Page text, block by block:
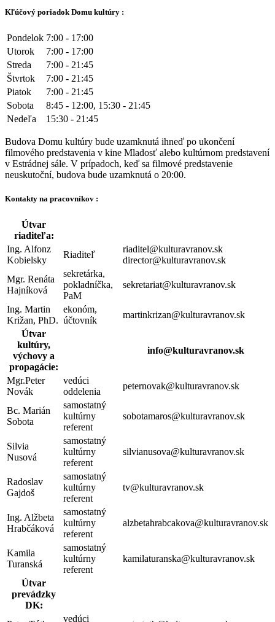
Kľúčový poriadok Domu kultúry :
Pondelok 7:00 - 17:00
Utorok
7:00 - 17:00
Streda
7:00 - 21:45
Štvrtok
7:00 - 21:45
Piatok
7:00 - 21:45
Sobota
8:45 - 12:00, 15:30 - 21:45
Nedeľa
15:30 - 21:45
Budova Domu kultúry bude uzamknutá ihneď po ukončení
filmového predstavenia v kine Mladosť alebo kultúrnom predstavení
v Estrádnej sále. V prípadoch, keď sa filmové predstavenie
neuskutoční, budova bude uzamknutá o 20:00.
Kontakty na pracovníkov :
Útvar
riaditeľa:
Ing. Alfonz
Kobielsky
Riaditeľ
riaditel@kulturavranov.sk
director@kulturavranov.sk
Mgr. Renáta
Hajníková
sekretárka,
pokladníčka,
PaM
sekretariat@kulturavranov.sk
Ing. Martin
Križan, PhD.
ekonóm,
účtovník
martinkrizan@kulturavranov.sk
Útvar
kultúry,
výchovy a
propagácie:
info@kulturavranov.sk
Mgr.Peter
Novák
vedúci
oddelenia
peternovak@kulturavranov.sk
Bc. Marián
Sobota
samostatný
kultúrny
referent
sobotamaros@kulturavranov.sk
Silvia
Nusová
samostatný
kultúrny
referent
silvianusova@kulturavranov.sk
Radoslav
Gajdoš
samostatný
kultúrny
referent
tv@kulturavranov.sk
Ing. Alžbeta
Hrabčáková
samostatný
kultúrny
referent
alzbetahrabcakova@kulturavranov.sk
Kamila
Turanská
samostatný
kultúrny
referent
kamilaturanska@kulturavranov.sk
Útvar
prevádzky
DK:
vedúci